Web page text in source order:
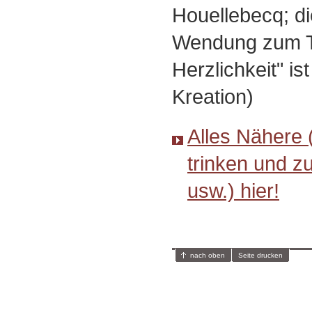
Houellebecq;
Wendung zum
Herzlichkeit"
Kreation)
Alles Nähere
trinken und
usw.) hier!
nach oben Seite drucken